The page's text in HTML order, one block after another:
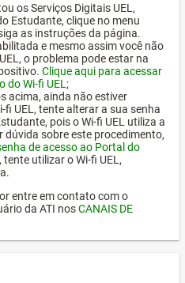
os Serviços Digitais UEL,
Estudante, clique no menu
as instruções da página.
e mesmo assim você não
o problema pode estar na
Clique aqui para acessar
Wi-fi UEL ;
acima, ainda não estiver
UEL, tente alterar a sua senha
pois o Wi-fi UEL utiliza a
dúvida sobre este procedimento,
de acesso ao Portal do
tente utilizar o Wi-fi UEL,
entre em contato com o
da ATI nosCANAIS DE